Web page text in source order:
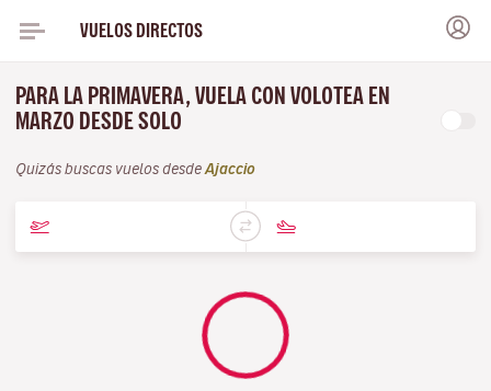
VUELOS DIRECTOS
PARA LA PRIMAVERA, VUELA CON VOLOTEA EN
MARZO DESDE SOLO
Quizás buscas vuelos desde Ajaccio